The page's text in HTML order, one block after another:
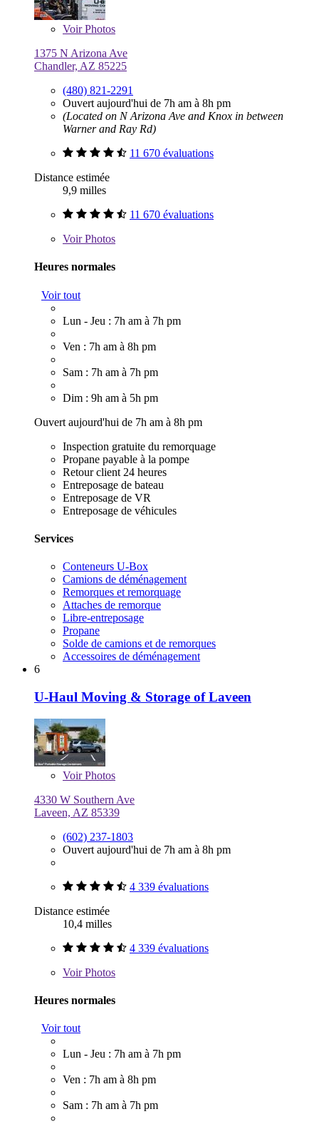
VoirPhotos
1375 N Arizona Ave
Chandler, AZ 85225
(480) 821-2291
Ouvert aujourd'hui de 7h am à 8h pm
(Located on N Arizona Ave and Knox in between
Warner and Ray Rd)
11 670 évaluations
Distance estimée
9,9 milles
11 670 évaluations
VoirPhotos
Heures normales
Voir tout
Lun - Jeu : 7h am à 7h pm
Ven : 7h am à 8h pm
Sam : 7h am à 7h pm
Dim : 9h am à 5h pm
Ouvert aujourd'hui de 7h am à 8h pm
Inspection gratuite du remorquage
Propane payable à la pompe
Retour client 24 heures
Entreposage de bateau
Entreposage de VR
Entreposage de véhicules
Services
Conteneurs U-Box
Camions de déménagement
Remorques et remorquage
Attaches de remorque
Libre-entreposage
Propane
Solde de camions et de remorques
Accessoires de déménagement
6
U-Haul Moving & Storage of Laveen
VoirPhotos
4330 W Southern Ave
Laveen, AZ 85339
(602) 237-1803
Ouvert aujourd'hui de 7h am à 8h pm
4 339 évaluations
Distance estimée
10,4 milles
4 339 évaluations
VoirPhotos
Heures normales
Voir tout
Lun - Jeu : 7h am à 7h pm
Ven : 7h am à 8h pm
Sam : 7h am à 7h pm